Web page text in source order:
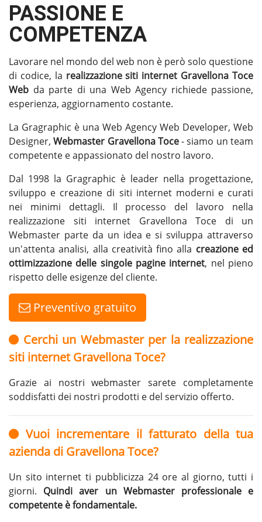
PASSIONE E
COMPETENZA
Lavorare nel mondo del web non è però solo questione
di codice, la realizzazione siti internet Gravellona Toce
Web da parte di una Web Agency richiede passione,
esperienza, aggiornamento costante.
La Gragraphic è una Web Agency Web Developer, Web
Designer,Webmaster Gravellona Toce- siamo un team
competente e appassionato del nostro lavoro.
Dal 1998 la Gragraphic è leader nella progettazione,
sviluppo e creazione di siti internet moderni e curati
nei minimi dettagli. Il processo del lavoro nella
realizzazione siti internet Gravellona Toce di un
Webmaster parte da un idea e si sviluppa attraverso
un'attenta analisi, alla creatività fino alla creazione ed
ottimizzazione delle singole pagine internet, nel pieno
rispetto delle esigenze del cliente.
Preventivo gratuito
Cerchi un Webmaster per la realizzazione
siti internet Gravellona Toce?
Grazie ai nostri webmaster sarete completamente
soddisfatti dei nostri prodotti e del servizio offerto.
Vuoi incrementare il fatturato della tua
azienda di Gravellona Toce?
Un sito internet ti pubblicizza 24 ore al giorno, tutti i
giorni. Quindi aver un Webmaster professionale e
competente è fondamentale.